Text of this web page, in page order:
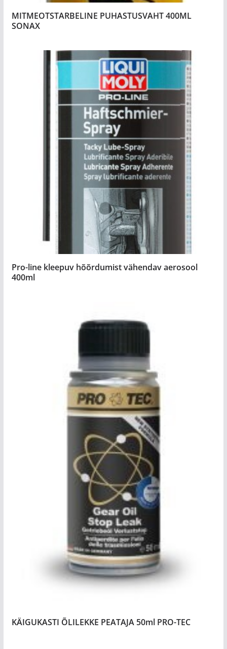
MITMEOTSTARBELINE PUHASTUSVAHT 400ML
SONAX
Pro-line kleepuv hõõrdumist vähendav aerosool
400ml
KÄIGUKASTI ÕLILEKKE PEATAJA 50ml PRO-TEC